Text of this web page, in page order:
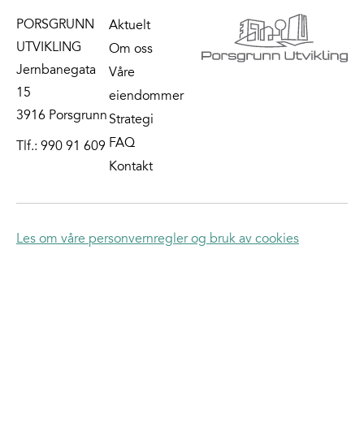
PORSGRUNN
UTVIKLING
Jernbanegata
15
3916 Porsgrunn
Tlf.: 990 91 609
Aktuelt
Om oss
Våre
eiendommer
Strategi
FAQ
Kontakt
Les om våre personvernregler og bruk av cookies